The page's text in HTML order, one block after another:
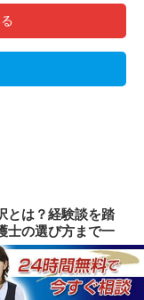
とは？経験談を踏
士の選び方まで一
った場合、もしくは
た場合、誰 ...